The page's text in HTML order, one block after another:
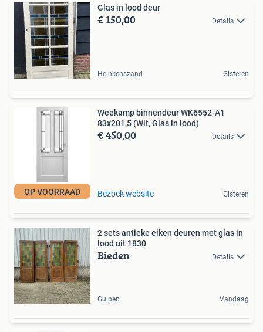
Glas in lood deur
€ 150,00 Details
Heinkenszand Gisteren
OP VOORRAAD
Weekamp binnendeur WK6552-A1
83x201,5 (Wit, Glas in lood)
€ 450,00 Details
Bezoek website Gisteren
2 sets antieke eiken deuren met glas in
lood uit 1830
Bieden Details
Gulpen Vandaag